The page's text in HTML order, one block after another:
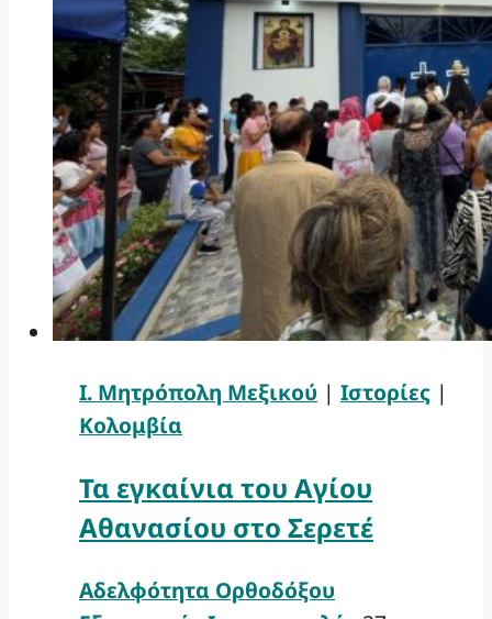
Ι. Μητρόπολη Μεξικού | Ιστορίες |
Κολομβία
Τα εγκαίνια του Αγίου
Αθανασίου στο Σερετέ
Αδελφότητα Ορθοδόξου